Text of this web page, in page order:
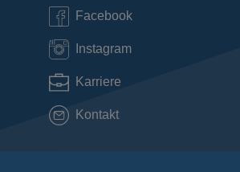
Facebook
Instagram
Karriere
Kontakt